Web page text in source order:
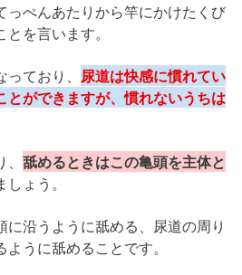
っぺんあたりから竿にかけたくび
を言います。
ており、 尿道は快感に慣れてい
とができますが、慣れないうちは
舐めるときはこの亀頭を主体と
しょう。
沿うように舐める、尿道の周り
うに舐めることです。